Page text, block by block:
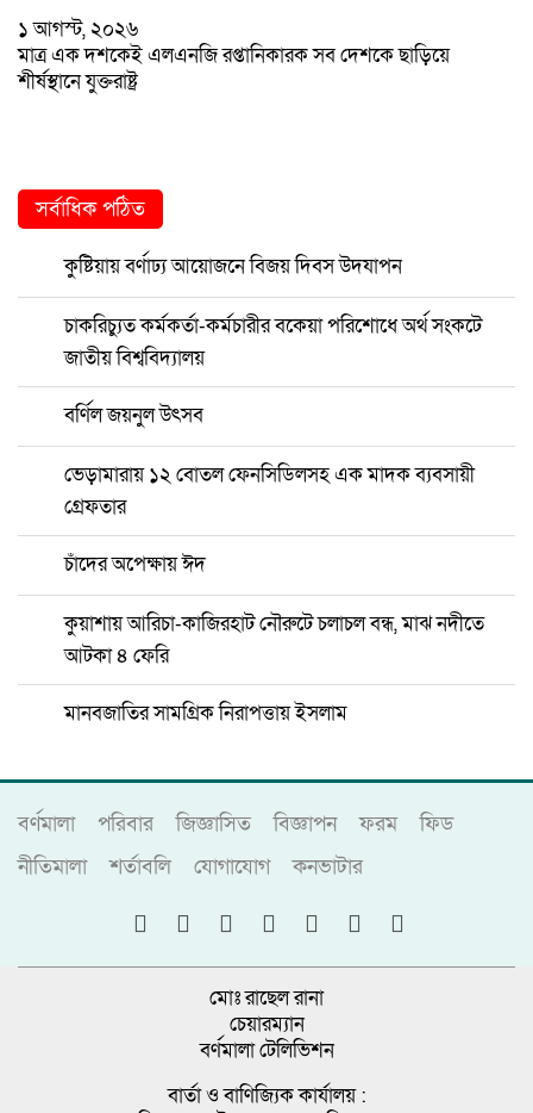
১ আগস্ট, ২০২৬
মাত্র এক দশকেই এলএনজি রপ্তানিকারক সব দেশকে ছাড়িয়ে
শীর্ষস্থানে যুক্তরাষ্ট্র
সর্বাধিক পঠিত
কুষ্টিয়ায় বর্ণাঢ্য আয়োজনে বিজয় দিবস উদযাপন
চাকরিচ্যুত কর্মকর্তা-কর্মচারীর বকেয়া পরিশোধে অর্থ সংকটে
জাতীয় বিশ্ববিদ্যালয়
বর্ণিল জয়নুল উৎসব
ভেড়ামারায় ১২ বোতল ফেনসিডিলসহ এক মাদক ব্যবসায়ী
গ্রেফতার
চাঁদের অপেক্ষায় ঈদ
কুয়াশায় আরিচা-কাজিরহাট নৌরুটে চলাচল বন্ধ, মাঝ নদীতে
আটকা ৪ ফেরি
মানবজাতির সামগ্রিক নিরাপত্তায় ইসলাম
বর্ণমালা পরিবার জিজ্ঞাসিত বিজ্ঞাপন ফরম
ফিড
নীতিমালা
শর্তাবলি যোগাযোগ কনভাটার
মোঃ রাছেল রানা
চেয়ারম্যান
বর্ণমালা টেলিভিশন
বার্তা ও বাণিজ্যিক কার্যালয় :